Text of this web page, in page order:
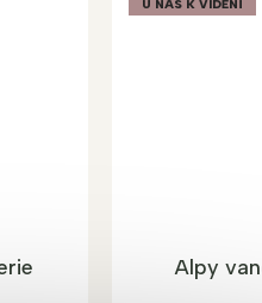
U NÁS K VIDĚNÍ
Alpy